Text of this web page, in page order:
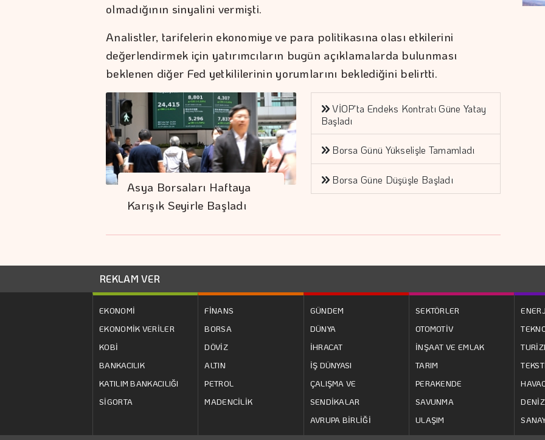
olmadığının sinyalini vermişti.
Analistler, tarifelerin ekonomiye ve para politikasına olası etkilerini
değerlendirmek için yatırımcıların bugün açıklamalarda bulunması
beklenen diğer Fed yetkililerinin yorumlarını beklediğini belirtti.
Asya Borsaları Haftaya
Karışık Seyirle Başladı
VİOP'ta Endeks Kontratı Güne Yatay
Başladı
Borsa Günü Yükselişle Tamamladı
Borsa Güne Düşüşle Başladı
REKLAM VER
EKONOMİ
EKONOMİK VERİLER
KOBİ
BANKACILIK
KATILIM BANKACILIĞI
SİGORTA
FİNANS
BORSA
DÖVİZ
ALTIN
PETROL
MADENCİLİK
GÜNDEM
DÜNYA
İHRACAT
İŞ DÜNYASI
ÇALIŞMA VE
SENDİKALAR
AVRUPA BİRLİĞİ
SEKTÖRLER
OTOMOTİV
İNŞAAT VE EMLAK
TARIM
PERAKENDE
SAVUNMA
ULAŞIM